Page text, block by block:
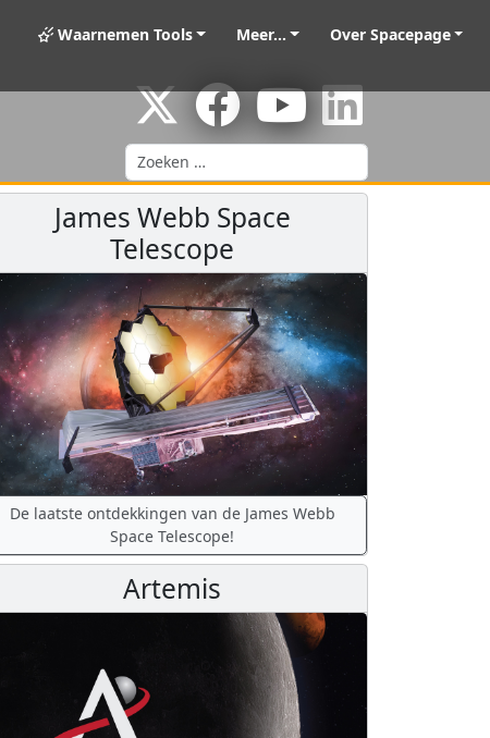
Waarnemen Tools Meer... Over Spacepage
Zoeken
James Webb Space
Telescope
De laatste ontdekkingen van de James Webb
Space Telescope!
Artemis